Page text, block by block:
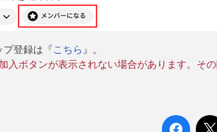
プ登録は『こちら 』。
入ボタンが表示されない場合があります。そ